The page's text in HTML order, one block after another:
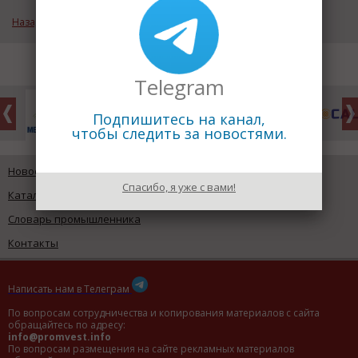
Назад к рубрике «Геологический словарь»
Новости промышленности
Каталог предприятий
Словарь промышленника
Контакты
Написать нам в Телеграм
По вопросам сотрудничества и копирования материалов с сайта
обращайтесь по адресу:
info@promvest.info
По вопросам размещения на сайте рекламных материалов
Telegram
Подпишитесь на канал,
чтобы следить за новостями.
Спасибо, я уже с вами!